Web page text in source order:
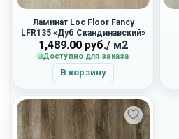
Ламинат Loc Floor Fancy
LFR135 «Дуб Скандинавский»
1,489.00 руб./ м2
Доступно для заказа
В корзину